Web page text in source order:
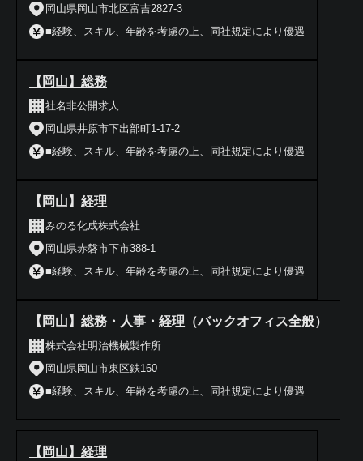
岡山県岡山市北区富吉2827-3
■経験、スキル、年齢を考慮の上、同社規定により優遇
【岡山】総務
社名非公開求人
岡山県井原市下出部町1-17-2
■経験、スキル、年齢を考慮の上、同社規定により優遇
【岡山】経理
みのる化成株式会社
岡山県赤磐市下市388-1
■経験、スキル、年齢を考慮の上、同社規定により優遇
【岡山】総務・人事・経理（バックオフィス全般）
株式会社明治機械製作所
岡山県岡山市東区鉄160
■経験、スキル、年齢を考慮の上、同社規定により優遇
【岡山】経理